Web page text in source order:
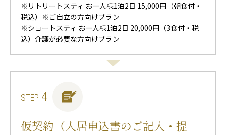
※リトリートスティ お一人様1泊2日 15,000円（朝食付・
税込）※ご自立の方向けプラン
※ショートスティ お一人様1泊2日 20,000円（3食付・税
込）介護が必要な方向けプラン
STEP 4
仮契約（入居申込書のご記入・提